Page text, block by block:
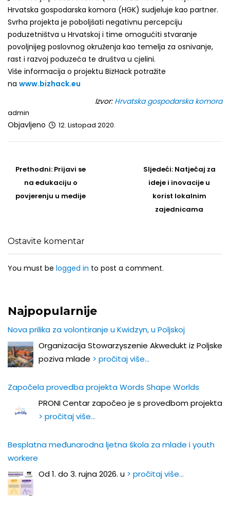
Hrvatska gospodarska komora (HGK) sudjeluje kao partner.
Svrha projekta je poboljšati negativnu percepciju
poduzetništva u Hrvatskoj i time omogućiti stvaranje
povoljnijeg poslovnog okruženja kao temelja za osnivanje,
rast i razvoj poduzeća te društva u cjelini.
Više informacija o projektu BizHack potražite
na www.bizhack.eu
Izvor: Hrvatska gospodarska komora
admin
Objavljeno 12. Listopad 2020.
navigation
Prethodni: Prethodni
post
Prijavi se
na edukaciju o
povjerenju u medije
Sljedeći: Sljedeći
Post
Natječaj za
ideje i inovacije u
korist lokalnim
zajednicama
Ostavite komentar
You must be logged in to post a comment.
Najpopularnije
Nova prilika za volontiranje u Kwidzyn, u Poljskoj
Organizacija Stowarzyszenie Akwedukt iz Poljske
poziva mlade > pročitaj više…
Započela provedba projekta Words Shape Worlds
PRONI Centar započeo je s provedbom projekta
> pročitaj više…
Besplatna međunarodna ljetna škola za mlade i youth
workere
Od 1. do 3. rujna 2026. u > pročitaj više…